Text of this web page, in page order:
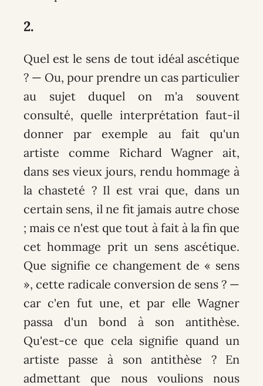
2.
Quel est le sens de tout idéal ascétique
? — Ou, pour prendre un cas particulier
au sujet duquel on m'a souvent
consulté, quelle interprétation faut-il
donner par exemple au fait qu'un
artiste comme Richard Wagner ait,
dans ses vieux jours, rendu hommage à
la chasteté ? Il est vrai que, dans un
certain sens, il ne fit jamais autre chose
; mais ce n'est que tout à fait à la fin que
cet hommage prit un sens ascétique.
Que signifie ce changement de « sens
», cette radicale conversion de sens ? —
car c'en fut une, et par elle Wagner
passa d'un bond à son antithèse.
Qu'est-ce que cela signifie quand un
artiste passe à son antithèse ? En
admettant que nous voulions nous